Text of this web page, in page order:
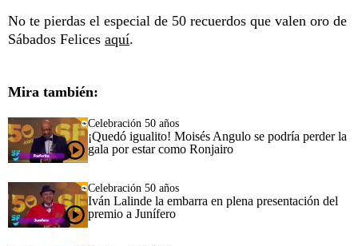
No te pierdas el especial de 50 recuerdos que valen oro de
Sábados Felices aquí.
Mira también:
Celebración 50 años
¡Quedó igualito! Moisés Angulo se podría perder la
gala por estar como Ronjairo
Celebración 50 años
Iván Lalinde la embarra en plena presentación del
premio a Junífero